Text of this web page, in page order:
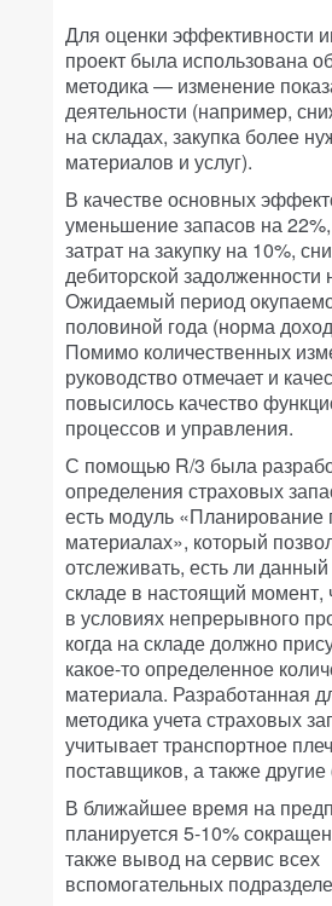
Для оценки эффективности
проект была использована
методика — изменение
деятельности (например,
на складах, закупка более
материалов и услуг).
В качестве основных
уменьшение запасов на
затрат на закупку на 10%,
дебиторской задолженности
Ожидаемый период
половиной года (норма
Помимо количественных
руководство отмечает и
повысилось качество
процессов и управления.
С помощью R/3 была
определения страховых
есть модуль «Планирование
материалах», который
отслеживать, есть ли
складе в настоящий момент,
в условиях непрерывного
когда на складе должно
какое-то определенное
материала. Разработанная
методика учета страховых
учитывает транспортное
поставщиков, а также
В ближайшее время на
планируется 5-10%
также вывод на сервис всех
вспомогательных